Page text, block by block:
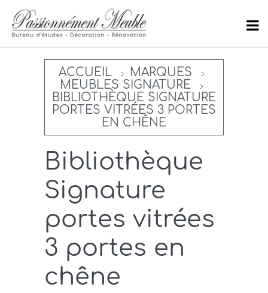
ACCUEIL
MARQUES
MEUBLES SIGNATURE
BIBLIOTHÈQUE SIGNATURE
PORTES VITRÉES 3 PORTES
EN CHÊNE
Bibliothèque
Signature
portes vitrées
3 portes en
chêne